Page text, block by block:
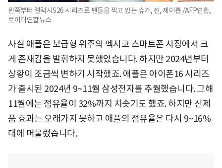
왼쪽부터 갤럭시S26 시리즈로 팬들을 찍고 있는 슈가, 진, 제이홉./AFP연합,
로이터연합뉴스
사실 애플은 보급형 위주의 멕시코 스마트폰 시장에서 크
게 존재감을 발휘하지 못했었습니다. 하지만 2024년부터
상황이 조금씩 변하기 시작했죠. 애플은 아이폰16 시리즈
가 출시된 2024년 9~11월 삼성전자를 추월했습니다. 그해
11월에는 점유율이 32%까지 치솟기도 했죠. 하지만 신제
품 효과는 오래가지 못하고 애플의 점유율은 다시 9~16%
대에 머물렀습니다.